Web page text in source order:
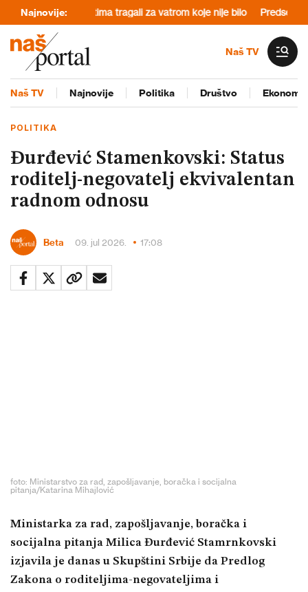
Najnovije:
vatrogasci satima tragali za vatrom koje nije bilo Predsednica
Naš TV
Naš TV Najnovije Politika Društvo
POLITIKA
Đurđević Stamenkovski: Status
roditelj-negovatelj ekvivalentan
radnom odnosu
Beta 09. jul 2026. 17:08
foto: Ministarstvo za rad, zapošljavanje, boračka i socijalna
pitanja/Katarina Mihajlović
Ministarka za rad, zapošljavanje, boračka i
socijalna pitanja Milica Đurđević Stamrnkovski
izjavila je danas u Skupštini Srbije da Predlog
Zakona o roditeljima-negovateljima i